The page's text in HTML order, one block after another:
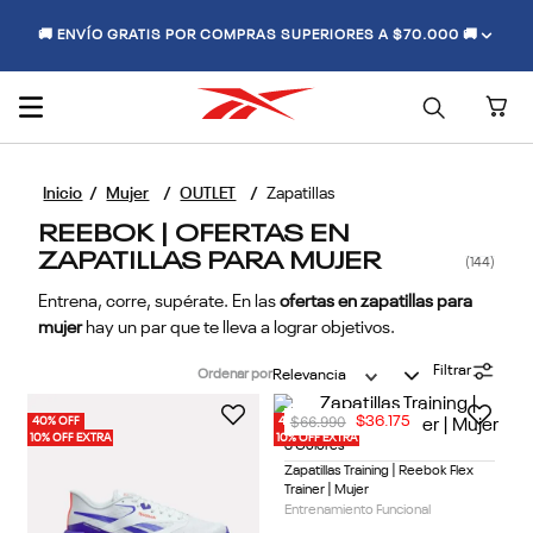
🚚 ENVÍO GRATIS POR COMPRAS SUPERIORES A $70.000 🚚
Mujer OUTLET Zapatillas
REEBOK | OFERTAS EN
ZAPATILLAS PARA MUJER 144
Entrena, corre, supérate. En lasofertas en zapatillas para
mujerhay un par que te lleva a lograr objetivos.
Ordenar porRelevancia Filtrar
40% OFF
10% OFF EXTRA
40% OFF
10% OFF EXTRA
3 Colores
Zapatillas Training | Reebok Flex
Trainer | Mujer
Entrenamiento Funcional
$66.990 $36.175